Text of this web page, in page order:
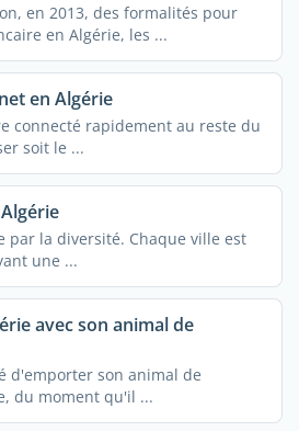
en 2013, des formalités pour
en Algérie, les ...
en Algérie
connecté rapidement au reste du
soit le ...
par la diversité. Chaque ville est
une ...
avec son animal de
d'emporter son animal de
du moment qu'il ...